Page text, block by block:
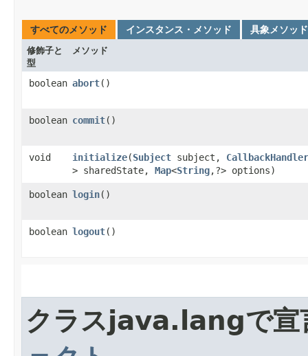
すべてのメソッド インスタンス・メソッド 具象メソッド
修飾子と
型
メソッド
boolean abort()
boolean commit()
void initialize​(Subject subject, CallbackHandler
> sharedState, Map<String,​?> options)
boolean login()
boolean logout()
クラスjava.langで宣